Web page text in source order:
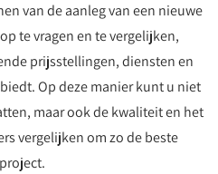
van de aanleg van een nieuwe
te vragen en te vergelijken,
prijsstellingen, diensten en
Op deze manier kunt u niet
maar ook de kwaliteit en het
vergelijken om zo de beste